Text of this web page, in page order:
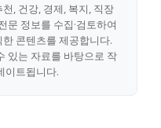
, 건강, 경제, 복지, 직장
문 정보를 수집·검토하여
콘텐츠를 제공합니다.
있는 자료를 바탕으로 작
이트됩니다.